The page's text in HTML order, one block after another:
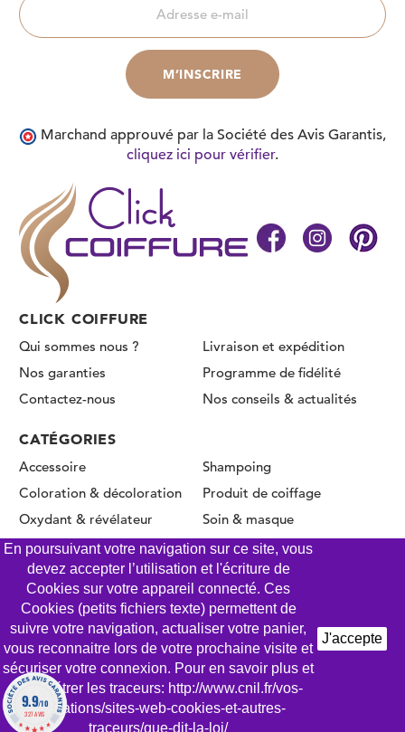
AJOUTER AU PANIER
CLICK COIFFURE
Qui sommes nous ?
Livraison et expédition
Nos garanties
Programme de fidélité
Contactez-nous
Nos conseils & actualités
CATÉGORIES
Accessoire
Coloration & décoloration
Oxydant & révélateur
Permanente & Lissage
Shampoing
Produit de coiffage
Soin & masque
Marchand approuvé par la Société des Avis Garantis,
cliquez ici pour vérifier.
En poursuivant votre navigation sur ce site, vous
devez accepter l’utilisation et l'écriture de
Cookies sur votre appareil connecté. Ces
Cookies (petits fichiers texte) permettent de
suivre votre navigation, actualiser votre panier,
vous reconnaitre lors de votre prochaine visite et
sécuriser votre connexion. Pour en savoir plus et
paramétrer les traceurs: http://www.cnil.fr/vos-
obligations/sites-web-cookies-et-autres-
traceurs/que-dit-la-loi/
J'accepte
© CLICK COIFFURE 2026 - Tous droits réservés
Mentions légales
Conditions Générales de Vente
Gestion des Cookies
Politique de confidentialité
9.9/10
327 AVIS